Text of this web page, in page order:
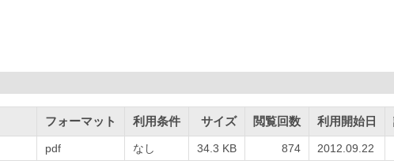
フォーマット 利用条件 サイズ 閲覧回数 利用開始日
pdf なし 34.3 KB 874 2012.09.22